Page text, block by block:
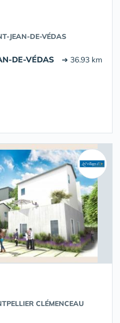
JEAN-DE-VÉDAS
DE-VÉDAS ➔ 36.93 km
CLÉMENCEAU